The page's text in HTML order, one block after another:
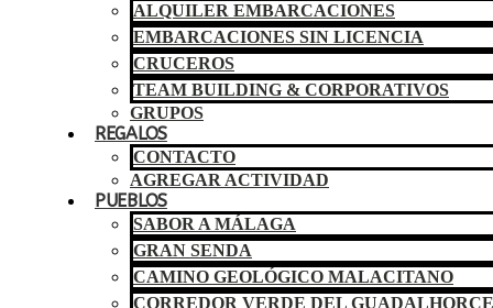
ALQUILER EMBARCACIONES
EMBARCACIONES SIN LICENCIA
CRUCEROS
TEAM BUILDING & CORPORATIVOS
GRUPOS
REGALOS
CONTACTO
AGREGAR ACTIVIDAD
PUEBLOS
SABOR A MÁLAGA
GRAN SENDA
CAMINO GEOLÓGICO MALACITANO
CORREDOR VERDE DEL GUADALHORCE